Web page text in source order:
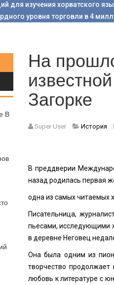
для изучения хорватского
уровня торговли в 4
На
Загорке
Super User История
В преддверии
назад родилась первая
одна из самых читаемых
Писательница,
пьесами, исследующими
в деревне Неговец
Она была одним из
творчество
любовь к литературе с
В